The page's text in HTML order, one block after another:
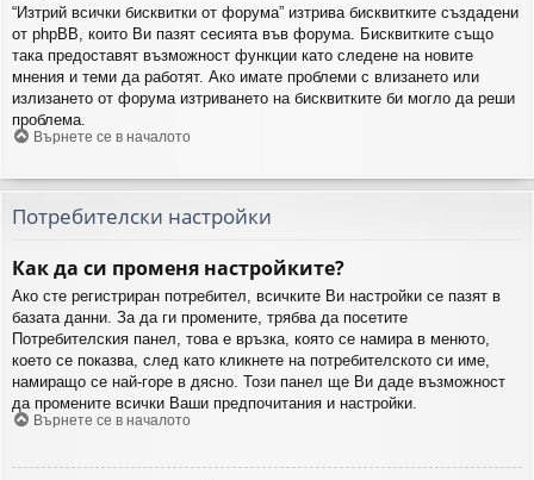
“Изтрий всички бисквитки от форума” изтрива бисквитките създадени
от phpBB, които Ви пазят сесията във форума. Бисквитките също
така предоставят възможност функции като следене на новите
мнения и теми да работят. Ако имате проблеми с влизането или
излизането от форума изтриването на бисквитките би могло да реши
проблема.
Върнете се в началото
Потребителски настройки
Как да си променя настройките?
Ако сте регистриран потребител, всичките Ви настройки се пазят в
базата данни. За да ги промените, трябва да посетите
Потребителския панел, това е връзка, която се намира в менюто,
което се показва, след като кликнете на потребителското си име,
намиращо се най-горе в дясно. Този панел ще Ви даде възможност
да промените всички Ваши предпочитания и настройки.
Върнете се в началото